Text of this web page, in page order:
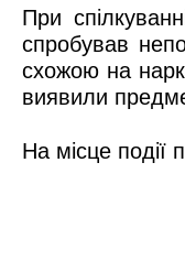
При
спробував
схожою на
виявили
На місце події